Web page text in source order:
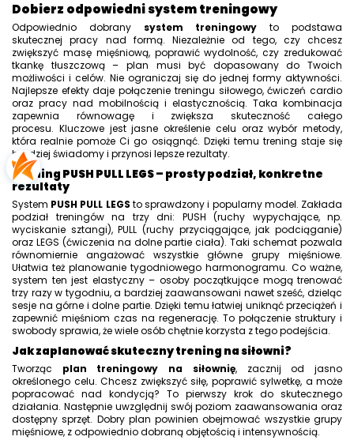
Dobierz odpowiedni system treningowy
Odpowiednio dobrany system treningowy to podstawa
skutecznej pracy nad formą. Niezależnie od tego, czy chcesz
zwiększyć masę mięśniową, poprawić wydolność, czy zredukować
tkankę tłuszczową – plan musi być dopasowany do Twoich
możliwości i celów. Nie ograniczaj się do jednej formy aktywności.
Najlepsze efekty daje połączenie treningu siłowego, ćwiczeń cardio
oraz pracy nad mobilnością i elastycznością. Taka kombinacja
zapewnia równowagę i zwiększa skuteczność całego
procesu. Kluczowe jest jasne określenie celu oraz wybór metody,
która realnie pomoże Ci go osiągnąć. Dzięki temu trening staje się
bardziej świadomy i przynosi lepsze rezultaty.
Trening PUSH PULL LEGS – prosty podział, konkretne
rezultaty
System PUSH PULL LEGS to sprawdzony i popularny model. Zakłada
podział treningów na trzy dni: PUSH (ruchy wypychające, np.
wyciskanie sztangi), PULL (ruchy przyciągające, jak podciąganie)
oraz LEGS (ćwiczenia na dolne partie ciała). Taki schemat pozwala
równomiernie angażować wszystkie główne grupy mięśniowe.
Ułatwia też planowanie tygodniowego harmonogramu. Co ważne,
system ten jest elastyczny – osoby początkujące mogą trenować
trzy razy w tygodniu, a bardziej zaawansowani nawet sześć, dzieląc
sesje na górne i dolne partie. Dzięki temu łatwiej uniknąć przeciążeń i
zapewnić mięśniom czas na regenerację. To połączenie struktury i
swobody sprawia, że wiele osób chętnie korzysta z tego podejścia.
Jak zaplanować skuteczny trening na siłowni?
Tworząc plan treningowy na siłownię, zacznij od jasno
określonego celu. Chcesz zwiększyć siłę, poprawić sylwetkę, a może
popracować nad kondycją? To pierwszy krok do skutecznego
działania. Następnie uwzględnij swój poziom zaawansowania oraz
dostępny sprzęt. Dobry plan powinien obejmować wszystkie grupy
mięśniowe, z odpowiednio dobraną objętością i intensywnością.